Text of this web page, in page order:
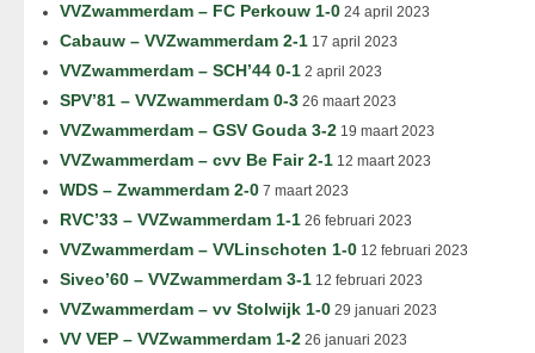
VVZwammerdam – FC Perkouw 1-0 24 april 2023
Cabauw – VVZwammerdam 2-1 17 april 2023
VVZwammerdam – SCH’44 0-1 2 april 2023
SPV’81 – VVZwammerdam 0-3 26 maart 2023
VVZwammerdam – GSV Gouda 3-2 19 maart 2023
VVZwammerdam – cvv Be Fair 2-1 12 maart 2023
WDS – Zwammerdam 2-0 7 maart 2023
RVC’33 – VVZwammerdam 1-1 26 februari 2023
VVZwammerdam – VVLinschoten 1-0 12 februari 2023
Siveo’60 – VVZwammerdam 3-1 12 februari 2023
VVZwammerdam – vv Stolwijk 1-0 29 januari 2023
VV VEP – VVZwammerdam 1-2 26 januari 2023